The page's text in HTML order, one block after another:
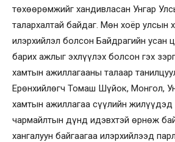
төхөөрөмжийг хандивласан Унгар
талархалтай байдаг. Мөн хоёр улсын
илэрхийлэл болсон Байдрагийн усан
барих ажлыг эхлүүлэх болсон гэх
хамтын ажиллагааны талаар
Ерөнхийлөгч Томаш Шүйок, Монгол,
хамтын ажиллагаа сүүлийн жилүүдэд
чармайлтын дүнд идэвхтэй өрнөж
хангалуун байгаагаа илэрхийлээд